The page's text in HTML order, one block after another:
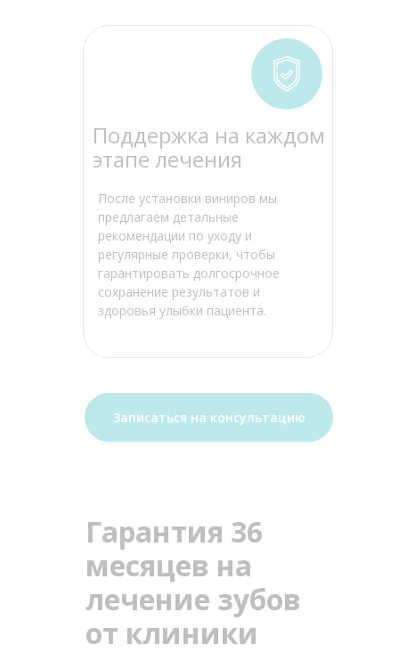
Поддержка на каждом
этапе лечения
После установки виниров мы
предлагаем детальные
рекомендации по уходу и
регулярные проверки, чтобы
гарантировать долгосрочное
сохранение результатов и
здоровья улыбки пациента.
Записаться на консультацию
Гарантия 36
месяцев на
лечение зубов
от клиники